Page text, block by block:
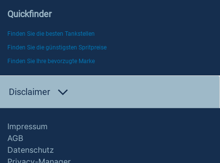
Quickfinder
Finden Sie die besten Tankstellen
Finden Sie die günstigsten Spritpreise
Finden Sie Ihre bevorzugte Marke
Disclaimer
Impressum
AGB
Datenschutz